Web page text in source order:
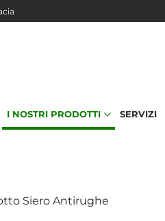
I NOSTRI PRODOTTI SERVIZI